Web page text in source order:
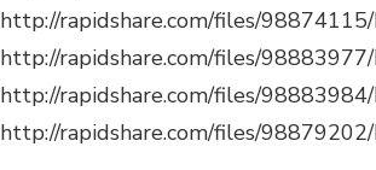
http://rapidshare.com/files/
http://rapidshare.com/files/
http://rapidshare.com/files/
http://rapidshare.com/files/